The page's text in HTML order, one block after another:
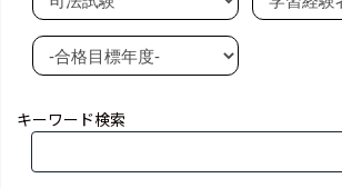
キーワード検索